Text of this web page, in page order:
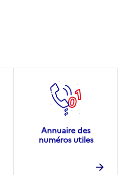
Annuaire des
numéros utiles